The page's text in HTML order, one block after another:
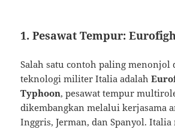
1. Pesawat Tempur:
Salah satu contoh paling menonjol
teknologi militer Italia adalah
Typhoon, pesawat tempur
dikembangkan melalui kerjasama
Inggris, Jerman, dan Spanyol.